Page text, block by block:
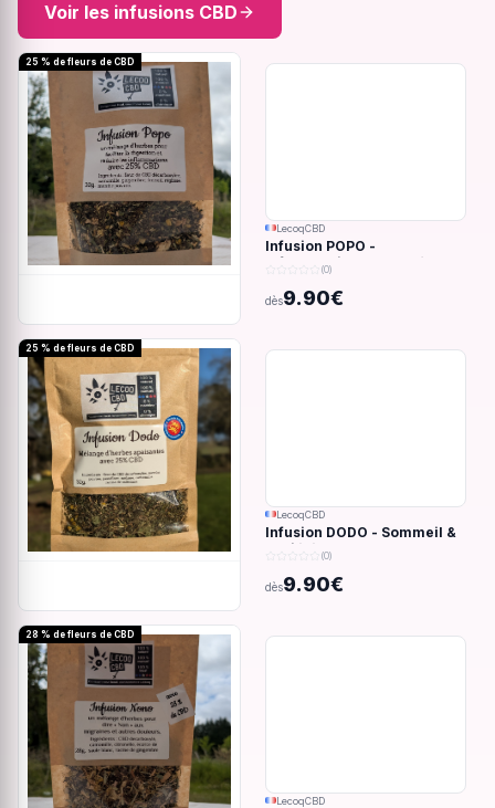
Voir les infusions CBD
25 % de fleurs de CBD
LecoqCBD
Infusion POPO -
Inflammations du système
digestif - 32g
(0)
dès9.90€
25 % de fleurs de CBD
LecoqCBD
Infusion DODO - Sommeil &
anxiété - 32g
(0)
dès9.90€
28 % de fleurs de CBD
LecoqCBD